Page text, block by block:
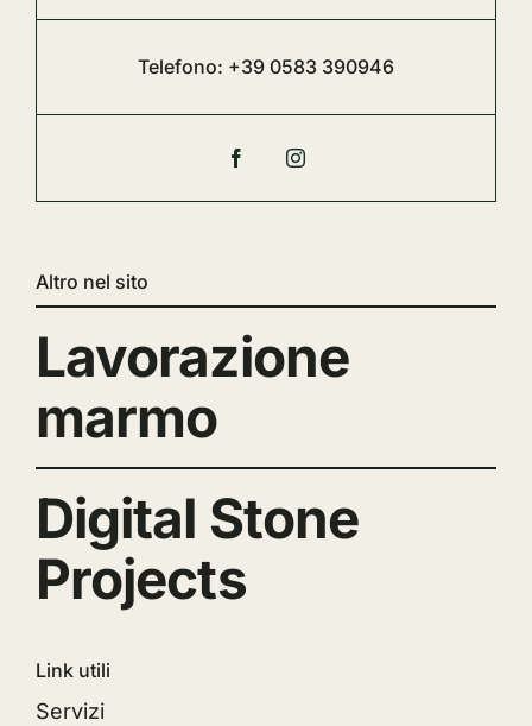
Telefono: +39 0583 390946
Altro nel sito
Lavorazione
marmo
Digital Stone
Projects
Link utili
Servizi